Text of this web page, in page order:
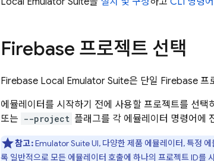
Firebase 프로젝트 선택
Firebase Local Emulator Suite은 단일 Firebase 프
에뮬레이터를 시작하기 전에 사용할 프로젝트를 선택
또는 --project 플래그를 각 에뮬레이터 명령어에
참고:Emulator Suite UI, 다양한 제품 에뮬레이터, 특정
록 일반적으로 모든 에뮬레이터 호출에 하나의 프로젝트 ID를